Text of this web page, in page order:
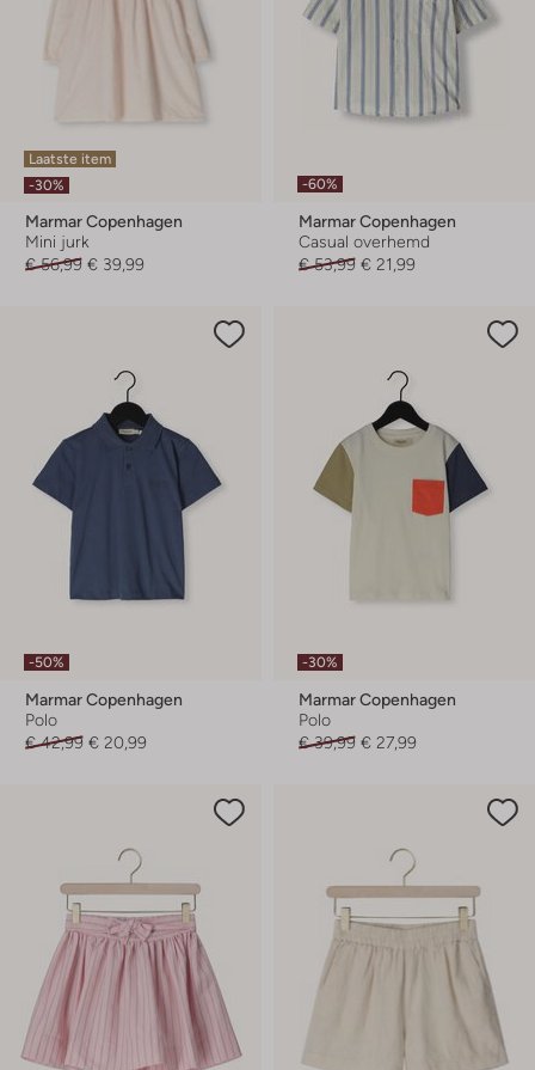
Laatste item
-30%
Marmar Copenhagen
Mini jurk
€ 56,99 € 39,99
-60%
Marmar Copenhagen
Casual overhemd
€ 53,99 € 21,99
-50%
Marmar Copenhagen
Polo
€ 42,99 € 20,99
-30%
Marmar Copenhagen
Polo
€ 39,99 € 27,99